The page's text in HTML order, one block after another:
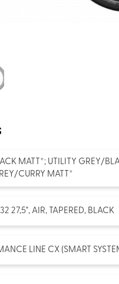
MATT*; UTILITY GREY/
CURRY MATT*
27,5", AIR, TAPERED, BLACK
LINE CX (SMART